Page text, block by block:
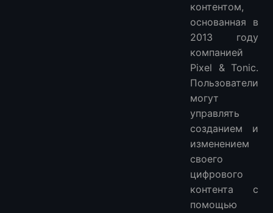
контентом,
основанная в
2013 году
компанией
Pixel & Tonic.
Пользователи
могут
управлять
созданием и
изменением
своего
цифрового
контента с
помощью